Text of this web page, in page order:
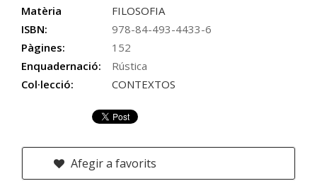
Matèria
FILOSOFIA
ISBN:
978-84-493-4433-6
Pàgines:
152
Enquadernació:
Rústica
Col·lecció:
CONTEXTOS
Afegir a favorits